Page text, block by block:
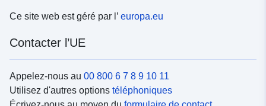
Ce site web est géré par l’ europa.eu
Contacter l’UE
Appelez-nous au 00 800 6 7 8 9 10 11
Utilisez d'autres options téléphoniques